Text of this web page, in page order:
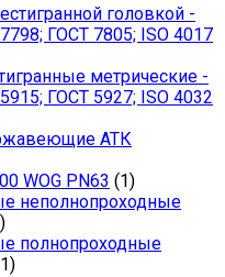
головкой -
ГОСТ 7805; ISO 4017
метрические -
ГОСТ 5927; ISO 4032
АТК
WOG PN63 (1)
неполнопроходные
полнопроходные